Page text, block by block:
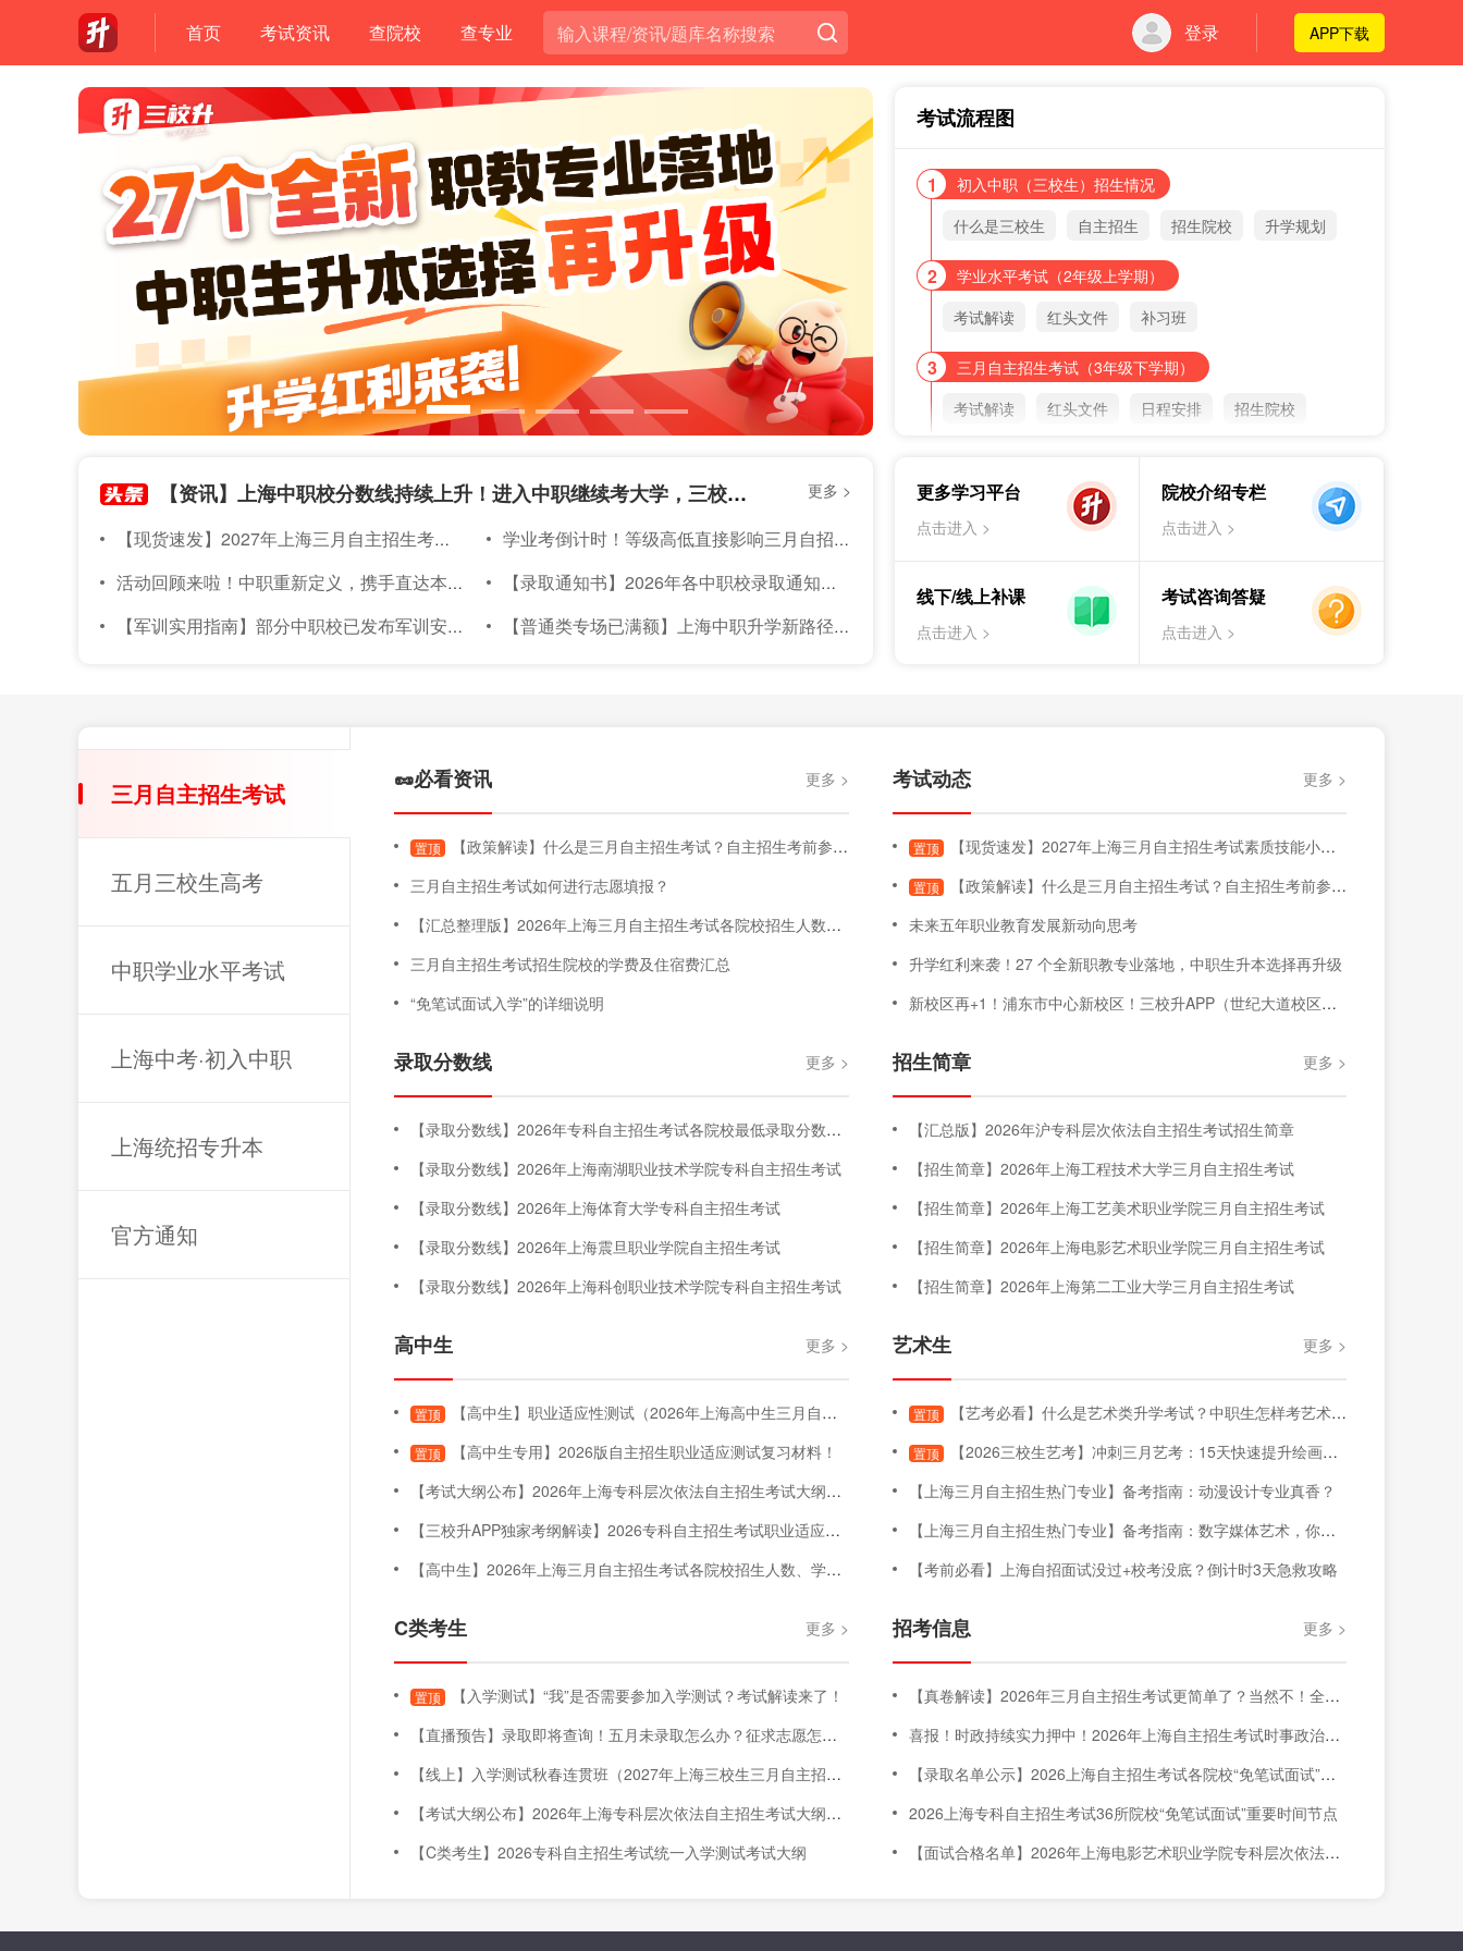
首页 考试资讯 查院校 查专业 登录 APP下载
考试流程图
1
初入中职（三校生）招生情况
什么是三校生
自主招生 招生院校 升学规划
2
学业水平考试（2年级上学期）
考试解读
红头文件 补习班
3
三月自主招生考试（3年级下学期）
考试解读
红头文件 日程安排 招生院校
考试解读
红头文件 日程安排 招生院校
考试解读
日程安排 招生院校 补习班
【资讯】上海中职校分数线持续上升！进入中职继续考大学，三校升APP｜10个三校生，8个都在用！ 更多 >
【现货速发】2027年上海三月自主招生考试素质技能小六门备考材料已上架~
学业考倒计时！等级高低直接影响三月自招总分，这样备考冲A+
活动回顾来啦！中职重新定义，携手直达本科｜2026年度针对上海准中职新生线下升学宣讲会圆满落幕
【录取通知书】2026年各中职校录取通知书发放通知汇总（持续更新中）
【军训实用指南】部分中职校已发布军训安排！军训倒计时～上海中职新生军训实用指南，必备物品、注意事项都在这！
【普通类专场已满额】上海中职升学新路径：8月1日-2日，上海家长与孩子不可错过的【中职—本科】升学线下咨询会
更多学习平台
点击进入 >
院校介绍专栏
点击进入 >
线下/线上补课
点击进入 >
考试咨询答疑
点击进入 >
三月自主招生考试
五月三校生高考
中职学业水平考试
上海中考·初入中职
上海统招专升本
官方通知
🥜必看资讯 更多 >
置顶
【政策解读】什么是三月自主招生考试？自主招生考前参考内容！
三月自主招生考试如何进行志愿填报？
【汇总整理版】2026年上海三月自主招生考试各院校招生人数、专业变化、面试要求、学费明细、院校信息等汇总
三月自主招生考试招生院校的学费及住宿费汇总
“免笔试面试入学”的详细说明
考试动态 更多 >
置顶 【现货速发】2027年上海三月自主招生考试素质技能小六门备考材料已上架~
置顶
【政策解读】什么是三月自主招生考试？自主招生考前参考内容！
未来五年职业教育发展新动向思考
升学红利来袭！27 个全新职教专业落地，中职生升本选择再升级
新校区再+1！浦东市中心新校区！三校升APP（世纪大道校区）针对三校生全年级阶段课程暑期正式开课！
录取分数线 更多 >
【录取分数线】2026年专科自主招生考试各院校最低录取分数线汇总版（持续更新中）
【录取分数线】2026年上海南湖职业技术学院专科自主招生考试
【录取分数线】2026年上海体育大学专科自主招生考试
【录取分数线】2026年上海震旦职业学院自主招生考试
【录取分数线】2026年上海科创职业技术学院专科自主招生考试
招生简章 更多 >
【汇总版】2026年沪专科层次依法自主招生考试招生简章
【招生简章】2026年上海工程技术大学三月自主招生考试
【招生简章】2026年上海工艺美术职业学院三月自主招生考试
【招生简章】2026年上海电影艺术职业学院三月自主招生考试
【招生简章】2026年上海第二工业大学三月自主招生考试
高中生 更多 >
置顶 【高中生】职业适应性测试（2026年上海高中生三月自主招生考试-职业适应性测试）
置顶
【高中生专用】2026版自主招生职业适应测试复习材料！
【考试大纲公布】2026年上海专科层次依法自主招生考试大纲（三校生+高中生+C类）
【三校升APP独家考纲解读】2026专科自主招生考试职业适应性测试考试大纲
【高中生】2026年上海三月自主招生考试各院校招生人数、学费明细、专业增减、院校信息等汇总
艺术生 更多 >
置顶 【艺考必看】什么是艺术类升学考试？中职生怎样考艺术类大学？一篇讲透❗️
置顶
【2026三校生艺考】冲刺三月艺考：15天快速提升绘画能力
【上海三月自主招生热门专业】备考指南：动漫设计专业真香？
【上海三月自主招生热门专业】备考指南：数字媒体艺术，你准备好了吗？
【考前必看】上海自招面试没过+校考没底？倒计时3天急救攻略
C类考生 更多 >
置顶
【入学测试】“我”是否需要参加入学测试？考试解读来了！
【直播预告】录取即将查询！五月未录取怎么办？征求志愿怎么填？没到市控线，明年如何考大学？征求志愿&往届生政策讲解💪
【线上】入学测试秋春连贯班（2027年上海三校生三月自主招生考试-入学测试科目）
【考试大纲公布】2026年上海专科层次依法自主招生考试大纲（三校生+高中生+C类）
【C类考生】2026专科自主招生考试统一入学测试考试大纲
招考信息 更多 >
【真卷解读】2026年三月自主招生考试更简单了？当然不！全网首发三校生素质技能真卷解读来啦！
喜报！时政持续实力押中！2026年上海自主招生考试时事政治押题结果来啦！
【录取名单公示】2026上海自主招生考试各院校“免笔试面试”录取结果查询汇总
2026上海专科自主招生考试36所院校“免笔试面试”重要时间节点
【面试合格名单】2026年上海电影艺术职业学院专科层次依法自主招生 “免笔试面试”合格名单公示